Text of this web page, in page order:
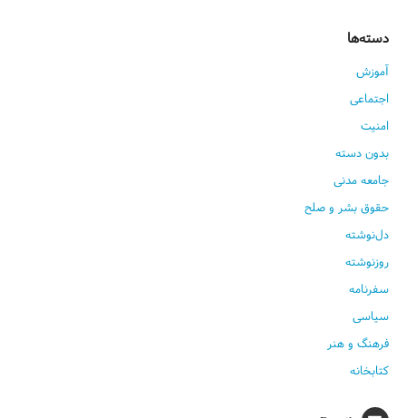
دسته‌ها
آموزش
اجتماعی
امنیت
بدون دسته
جامعه مدنی
حقوق بشر و صلح
دل‌نوشته
روزنوشته
سفرنامه
سیاسی
فرهنگ و هنر
کتابخانه